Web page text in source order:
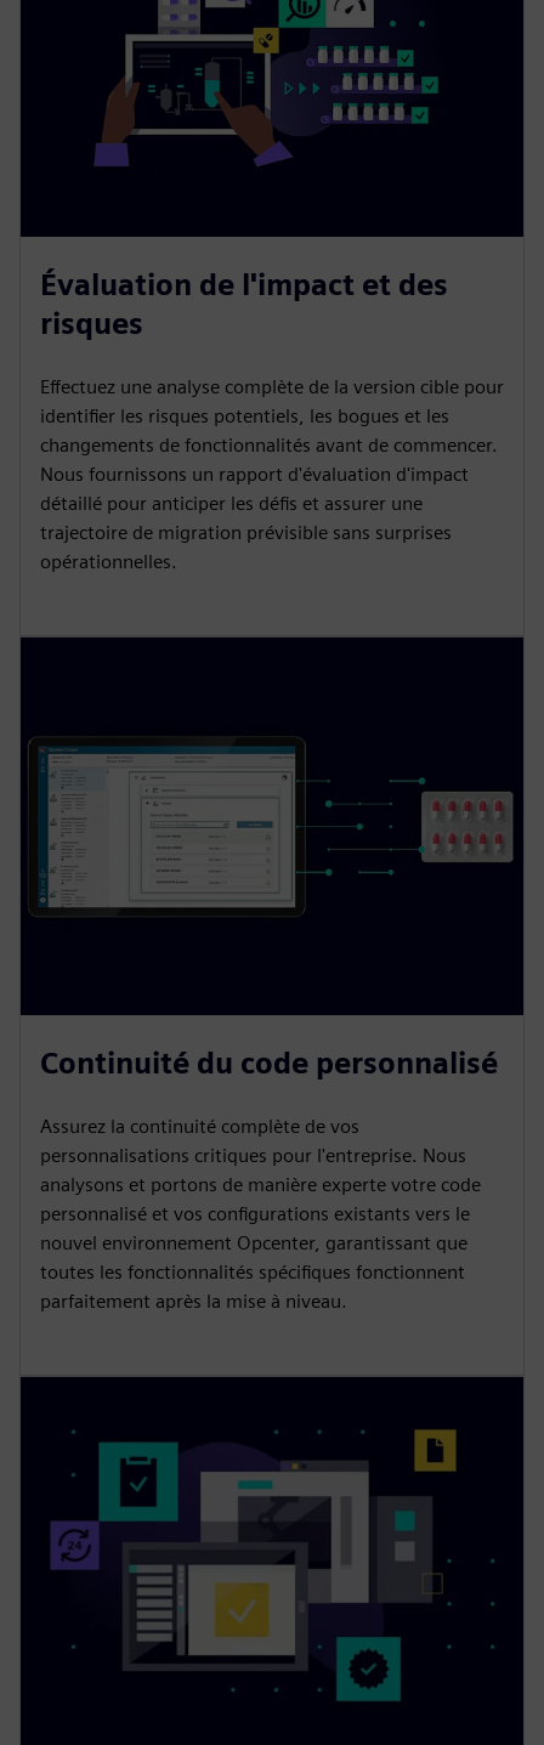
Évaluation de l'impact et des
risques
Effectuez une analyse complète de la version cible pour
identifier les risques potentiels, les bogues et les
changements de fonctionnalités avant de commencer.
Nous fournissons un rapport d'évaluation d'impact
détaillé pour anticiper les défis et assurer une
trajectoire de migration prévisible sans surprises
opérationnelles.
Continuité du code personnalisé
Assurez la continuité complète de vos
personnalisations critiques pour l'entreprise. Nous
analysons et portons de manière experte votre code
personnalisé et vos configurations existants vers le
nouvel environnement Opcenter, garantissant que
toutes les fonctionnalités spécifiques fonctionnent
parfaitement après la mise à niveau.